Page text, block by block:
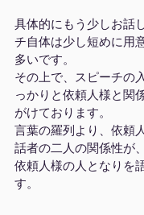
具体的にもう少しお話
チ自体は少し短めに用
多いです。
その上で、スピーチの
っかりと依頼人様と関
がけております。
言葉の羅列より、依頼
話者の二人の関係性が
依頼人様の人となりを
す。